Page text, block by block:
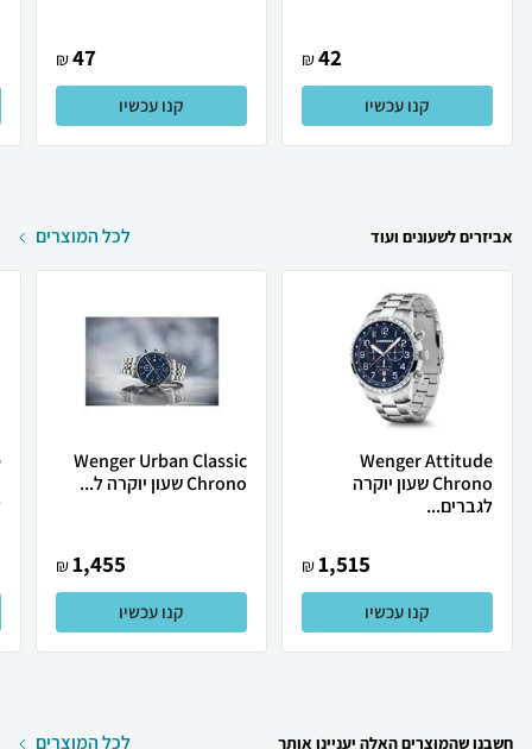
42
₪
קנו עכשיו
47
₪
קנו עכשיו
אביזרים לשעונים ועוד לכל המוצרים
Wenger Attitude
Chrono שעון יוקרה
לגברים...
1,515
₪
קנו עכשיו
Wenger Urban Classic
Chrono שעון יוקרה ל...
1,455
₪
קנו עכשיו
חשבנו שהמוצרים האלה יעניינו אותך לכל המוצרים